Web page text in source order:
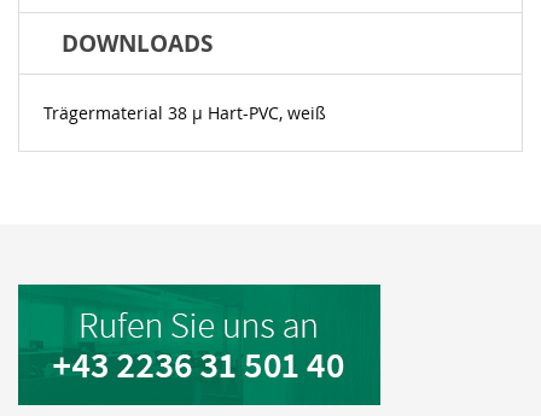
DOWNLOADS
Trägermaterial 38 µ Hart-PVC, weiß